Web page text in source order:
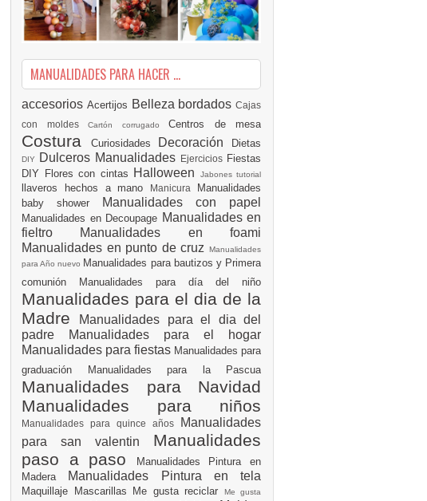
MANUALIDADES PARA HACER ...
accesorios Acertijos Belleza bordados Cajas
con moldes Cartón corrugado Centros de mesa
Costura Curiosidades Decoración Dietas
DIY Dulceros Manualidades Ejercicios Fiestas
DIY Flores con cintas Halloween Jabones tutorial
llaveros hechos a mano Manicura Manualidades
baby shower
Manualidades con papel
Manualidades en Decoupage Manualidades en
fieltro Manualidades en foami
Manualidades en punto de cruz
Manualidades
para Año nuevo Manualidades para bautizos y Primera
comunión Manualidades para día del niño
Manualidades para el dia de la
Madre
Manualidades para el dia del
padre
Manualidades para el hogar
Manualidades para fiestas Manualidades para
graduación Manualidades para la Pascua
Manualidades para Navidad
Manualidades para niños
Manualidades para quince años
Manualidades
para san valentin Manualidades
paso a paso
Manualidades Pintura en
Madera
Manualidades Pintura en tela
Maquillaje Mascarillas Me gusta reciclar
Me gusta